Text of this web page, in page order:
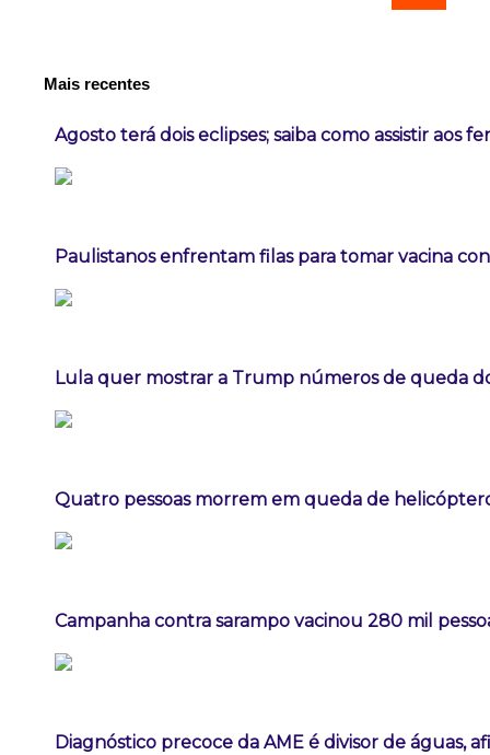
Mais recentes
Agosto terá dois eclipses; saiba como assistir aos
Paulistanos enfrentam filas para tomar vacina
Lula quer mostrar a Trump números de queda
Quatro pessoas morrem em queda de
Campanha contra sarampo vacinou 280 mil
Diagnóstico precoce da AME é divisor de águas,